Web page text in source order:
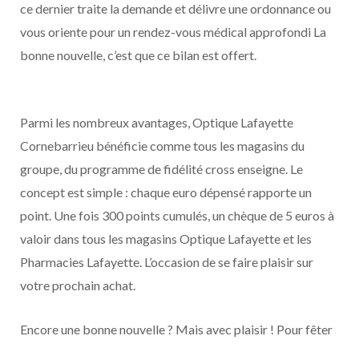
ce dernier traite la demande et délivre une ordonnance ou
vous oriente pour un rendez-vous médical approfondi La
bonne nouvelle, c’est que ce bilan est offert.
Parmi les nombreux avantages, Optique Lafayette
Cornebarrieu bénéficie comme tous les magasins du
groupe, du programme de fidélité cross enseigne. Le
concept est simple : chaque euro dépensé rapporte un
point. Une fois 300 points cumulés, un chèque de 5 euros à
valoir dans tous les magasins Optique Lafayette et les
Pharmacies Lafayette. L’occasion de se faire plaisir sur
votre prochain achat.
Encore une bonne nouvelle ? Mais avec plaisir ! Pour fêter